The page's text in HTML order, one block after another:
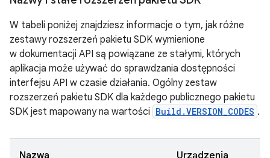
W tabeli poniżej znajdziesz informacje o tym, jak różne
zestawy rozszerzeń pakietu SDK wymienione
w dokumentacji API są powiązane ze stałymi, których
aplikacja może używać do sprawdzania dostępności
interfejsu API w czasie działania. Ogólny zestaw
rozszerzeń pakietu SDK dla każdego publicznego pakietu
SDK jest mapowany na wartości Build.VERSION_CODES .